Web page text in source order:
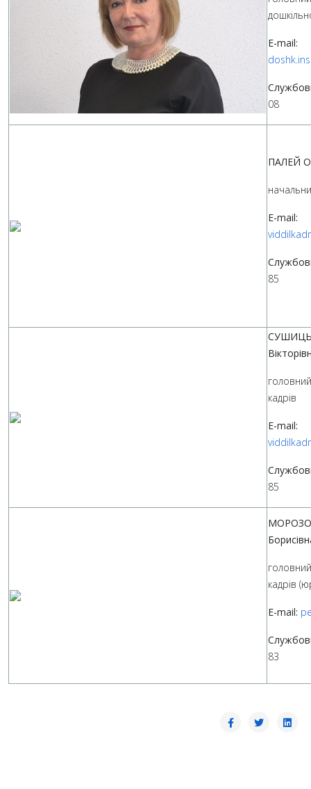
E-mail:
08
ПАЛЕЙ
E-mail:
85
головний
кадрів
E-mail:
85
головний
кадрів
E-mail:
83